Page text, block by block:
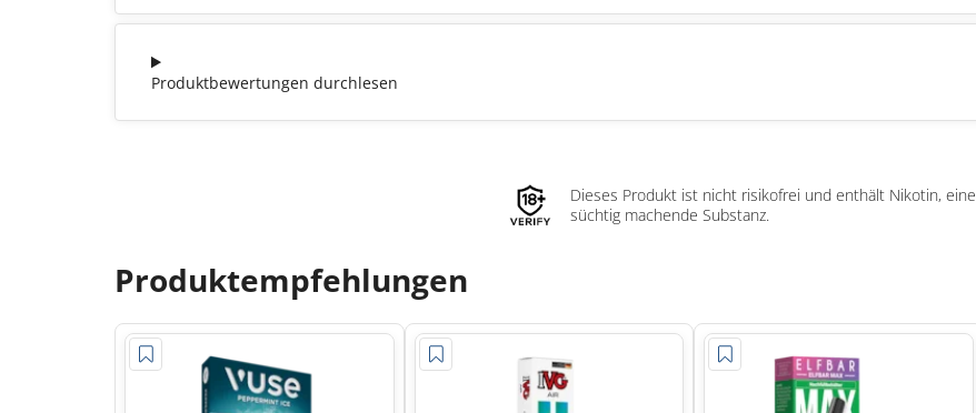
Produktbewertungen durchlesen
Dieses Produkt ist nicht risikofrei und enthält Nikotin, eine
süchtig machende Substanz.
Produktempfehlungen